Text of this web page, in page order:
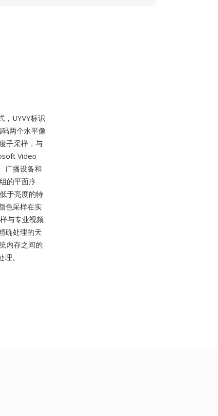
，UYVY标识
两个水平像
子采样，与
Video
广播设备和
的平面序
于亮度的特
色采样在实
与专业视频
确处理的天
内存之间的
。